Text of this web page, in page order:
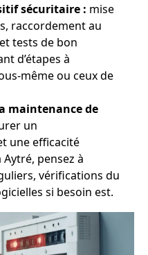
sécuritaire : mise
raccordement au
tests de bon
d’étapes à
même ou ceux de
maintenance de
un
une efficacité
pensez à
vérifications du
si besoin est.